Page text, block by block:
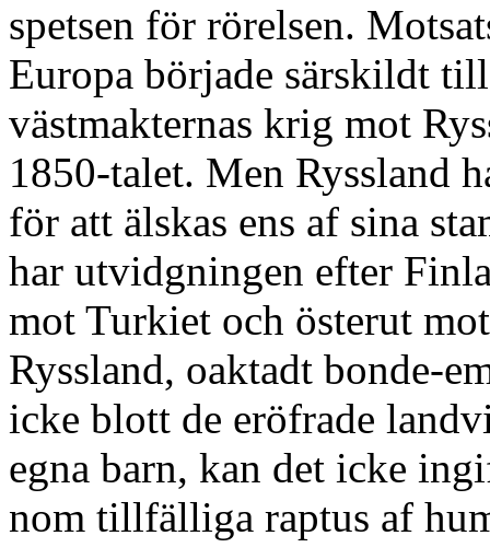
spetsen för rörelsen.
Europa började särskildt
västmakternas krig mot
1850-talet. Men Ryssland
för att älskas ens af sina
har utvidgningen efter
mot Turkiet och österut
Ryssland, oaktadt bonde-
icke blott de eröfrade
egna barn, kan det icke
nom tillfälliga raptus af